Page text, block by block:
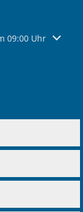
09:00 Uhr